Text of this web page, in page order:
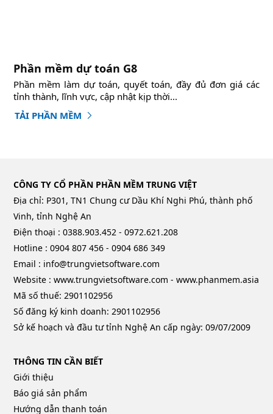
Phần mềm dự toán G8
Phần mềm làm dự toán, quyết toán, đầy đủ đơn giá các
tỉnh thành, lĩnh vực, cập nhật kịp thời...
TẢI PHẦN MỀM
CÔNG TY CỔ PHẦN PHẦN MỀM TRUNG VIỆT
Địa chỉ: P301, TN1 Chung cư Dầu Khí Nghi Phú, thành phố
Vinh, tỉnh Nghệ An
Điện thoại : 0388.903.452 - 0972.621.208
Hotline : 0904 807 456 - 0904 686 349
Email : info@trungvietsoftware.com
Website : www.trungvietsoftware.com - www.phanmem.asia
Mã số thuế: 2901102956
Số đăng ký kinh doanh: 2901102956
Sở kế hoạch và đầu tư tỉnh Nghệ An cấp ngày: 09/07/2009
THÔNG TIN CẦN BIẾT
Giới thiệu
Báo giá sản phẩm
Hướng dẫn thanh toán